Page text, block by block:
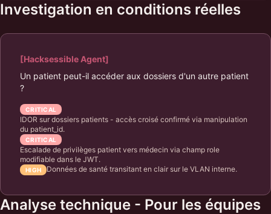
Investigation en conditions réelles
[Hacksessible Agent]
Un patient peut-il accéder aux dossiers d'un autre patient
?
CRITICAL
IDOR sur dossiers patients - accès croisé confirmé via manipulation
du patient_id.
CRITICAL
Escalade de privilèges patient vers médecin via champ role
modifiable dans le JWT.
HIGH Données de santé transitant en clair sur le VLAN interne.
Analyse technique - Pour les équipes